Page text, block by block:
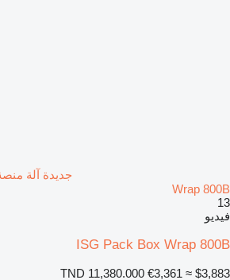
Wrap 800B
13
فيديو
ISG Pack Box Wrap 800B
TND 11,380.000 €3,361 ≈ $3,883